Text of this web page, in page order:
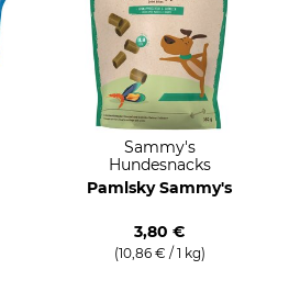
Sammy's
Hundesnacks
Pamlsky Sammy's
3,80 €
(10,86 € / 1 kg)